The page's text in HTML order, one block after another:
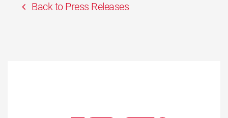
Back to Press Releases